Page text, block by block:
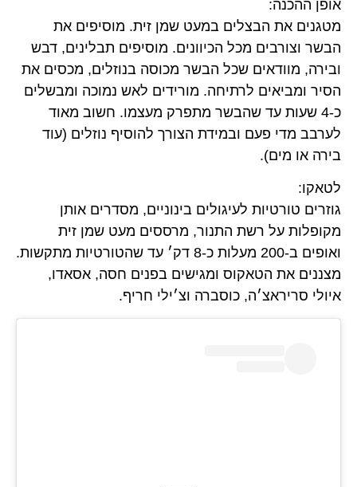
אופן ההכנה:
מטגנים את הבצלים במעט שמן זית. מוסיפים את
הבשר וצורבים מכל הכיוונים. מוסיפים תבלינים, דבש
ובירה, מוודאים שכל הבשר מכוסה בנוזלים, מכסים את
הסיר ומביאים לרתיחה. מורידים לאש נמוכה ומבשלים
כ-4 שעות עד שהבשר מתפרק מעצמו. חשוב מאוד
לערבב מדי פעם ובמידת הצורך להוסיף נוזלים (עוד
בירה או מים).
לטאקו:
גוזרים טורטיות לעיגולים בינוניים, מסדרים אותן
מקופלות על רשת התנור, מרססים מעט שמן זית
ואופים ב-200 מעלות כ-8 דק׳ עד שהטורטיות מתקשות.
מצננים את הטאקוס ומגישים בפנים חסה, אסאדו,
איולי סריראצ׳ה, כוסברה וצ׳ילי חריף.